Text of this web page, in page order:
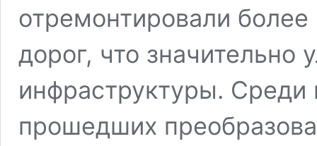
отремонтировали
дорог, что значительно
инфраструктуры.
прошедших